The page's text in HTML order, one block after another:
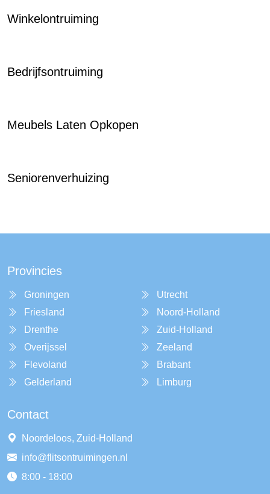
Winkelontruiming
Bedrijfsontruiming
Meubels Laten Opkopen
Seniorenverhuizing
Provincies
Groningen
Friesland
Drenthe
Overijssel
Flevoland
Gelderland
Utrecht
Noord-Holland
Zuid-Holland
Zeeland
Brabant
Limburg
Contact
Noordeloos, Zuid-Holland
info@flitsontruimingen.nl
8:00 - 18:00